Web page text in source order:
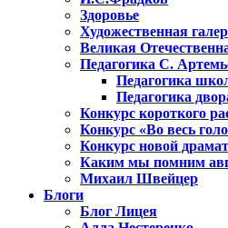
Здоровье
Художественная
Великая
Педагогика С.
Педагогика
Педагогика
Конкурс короткого
Конкурс «Во весь
Конкурс новой
Каким мы помним
Михаил Швейцер
Блоги
Блог Лицея